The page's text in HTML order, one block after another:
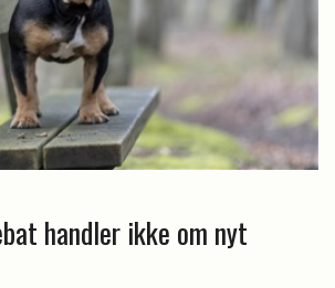
handler ikke om nyt